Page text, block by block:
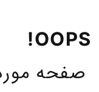
OOPS!
صفحه